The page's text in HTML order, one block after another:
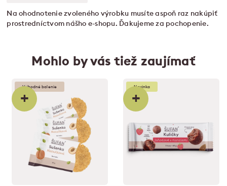
Na ohodnotenie zvoleného výrobku musíte aspoň raz nakúpiť
prostredníctvom nášho e-shopu. Ďakujeme za pochopenie.
Mohlo by vás tiež zaujímať
+
Výhodné balenie +
Novinka